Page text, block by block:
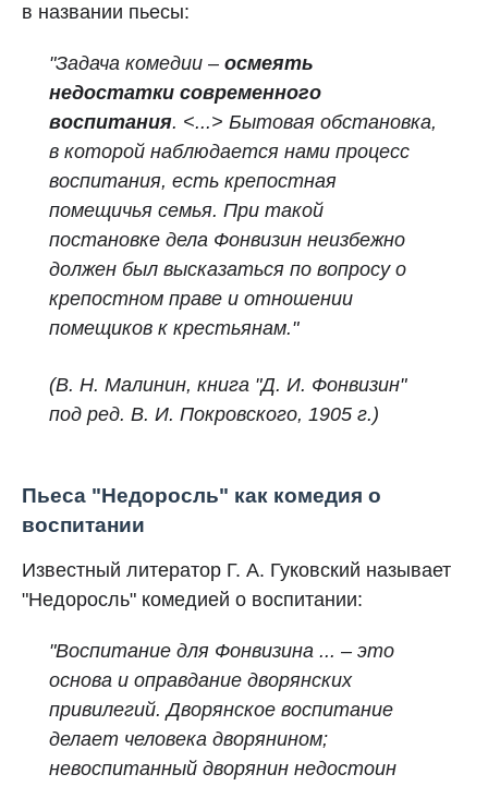
в названии пьесы:
"Задача комедии – осмеять
недостатки современного
воспитания. <...> Бытовая обстановка,
в которой наблюдается нами процесс
воспитания, есть крепостная
помещичья семья. При такой
постановке дела Фонвизин неизбежно
должен был высказаться по вопросу о
крепостном праве и отношении
помещиков к крестьянам."
(В. Н. Малинин, книга "Д. И. Фонвизин"
под ред. В. И. Покровского, 1905 г.)
Пьеса "Недоросль" как комедия о
воспитании
Известный литератор Г. А. Гуковский называет
"Недоросль" комедией о воспитании:
"Воспитание для Фонвизина ... – это
основа и оправдание дворянских
привилегий. Дворянское воспитание
делает человека дворянином;
невоспитанный дворянин недостоин